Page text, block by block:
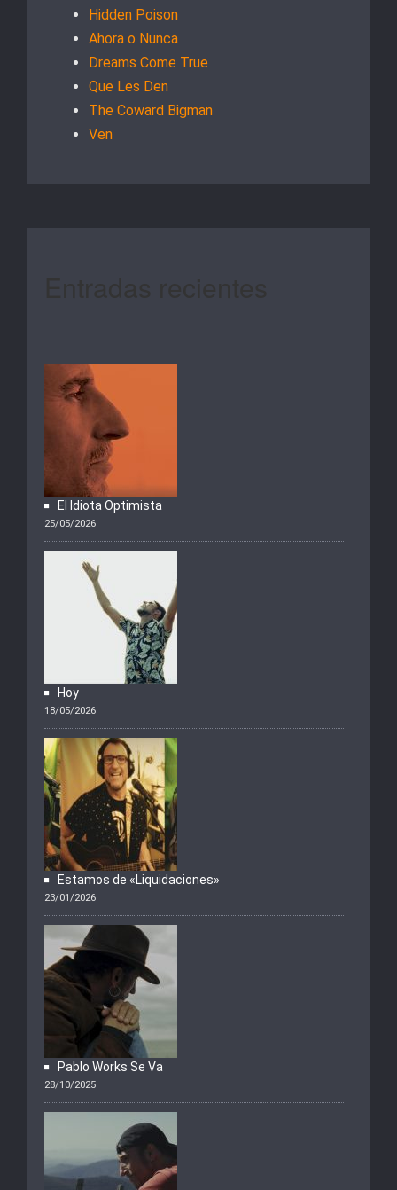
Hidden Poison
Ahora o Nunca
Dreams Come True
Que Les Den
The Coward Bigman
Ven
El Idiota Optimista
25/05/2026
Hoy
18/05/2026
Estamos de «Liquidaciones»
23/01/2026
Pablo Works Se Va
28/10/2025